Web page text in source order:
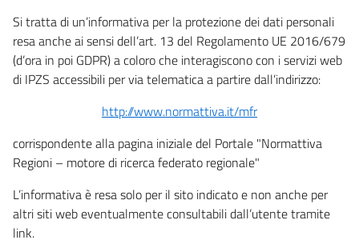
Si tratta di un’informativa per la protezione dei dati personali
resa anche ai sensi dell’art. 13 del Regolamento UE 2016/679
(d’ora in poi GDPR) a coloro che interagiscono con i servizi web
di IPZS accessibili per via telematica a partire dall’indirizzo:
http://www.normattiva.it/mfr
corrispondente alla pagina iniziale del Portale "Normattiva
Regioni – motore di ricerca federato regionale"
L’informativa è resa solo per il sito indicato e non anche per
altri siti web eventualmente consultabili dall’utente tramite
link.